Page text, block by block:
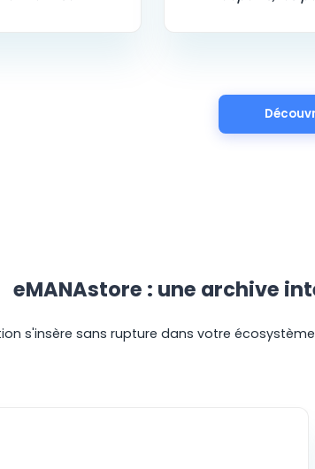
eMANAstore : une archive
s'insère sans rupture dans votre